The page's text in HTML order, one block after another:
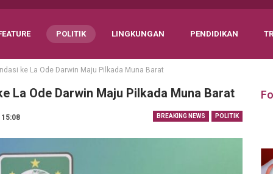
POLITIK LINGKUNGAN PENDIDIKAN
ke La Ode Darwin Maju Pilkada Muna Barat
La Ode Darwin Maju Pilkada Muna Barat
BREAKING NEWS POLITIK